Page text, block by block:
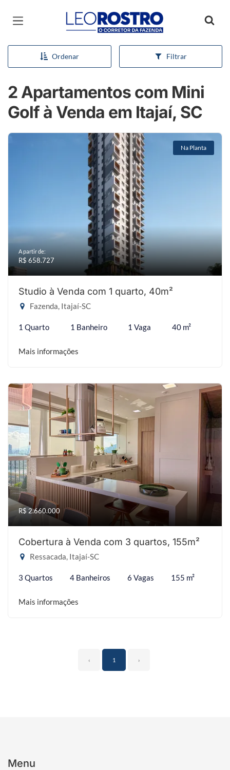
Página inicial
Ordenar Filtrar
2 Apartamentos com Mini
Golf à Venda em Itajaí, SC
Na Planta
A partir de:
R$ 658.727
Studio à Venda com 1 quarto, 40m²
Fazenda, Itajaí-SC
1 Quarto 1 Banheiro 1 Vaga 40 m²
Mais informações
R$ 2.660.000
Cobertura à Venda com 3 quartos, 155m²
Ressacada, Itajaí-SC
3 Quartos 4 Banheiros 6 Vagas 155 m²
Mais informações
‹ 1 ›
Menu